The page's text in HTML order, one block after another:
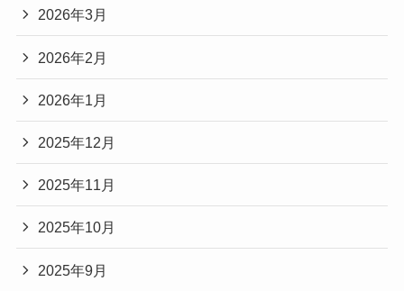
2026年3月
2026年2月
2026年1月
2025年12月
2025年11月
2025年10月
2025年9月